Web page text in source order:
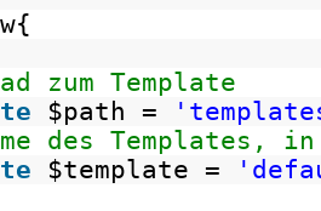
zum Template
$path =
des Templates,
$template =